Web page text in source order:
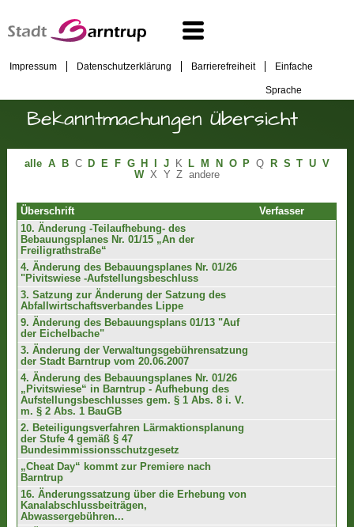
Impressum Datenschutzerklärung Barrierefreiheit Einfache
Sprache
Bekanntmachungen Übersicht
alle A B C D E F G H J K L M N O P Q R S T U V
W X Y Z andere
Überschrift
Verfasser
10. Änderung -Teilaufhebung- des
Bebauungsplanes Nr. 01/15 „An der
Freiligrathstraße“
4. Änderung des Bebauungsplanes Nr. 01/26
"Pivitswiese -Aufstellungsbeschluss
3. Satzung zur Änderung der Satzung des
Abfallwirtschaftsverbandes Lippe
9. Änderung des Bebauungsplans 01/13 "Auf
der Eichelbache"
3. Änderung der Verwaltungsgebührensatzung
der Stadt Barntrup vom 20.06.2007
4. Änderung des Bebauungsplanes Nr. 01/26
„Pivitswiese“ in Barntrup - Aufhebung des
Aufstellungsbeschlusses gem. § 1 Abs. 8 i. V.
m. § 2 Abs. 1 BauGB
2. Beteiligungsverfahren Lärmaktionsplanung
der Stufe 4 gemäß § 47
Bundesimmissionsschutzgesetz
„Cheat Day“ kommt zur Premiere nach
Barntrup
16. Änderungssatzung über die Erhebung von
Kanalabschlussbeiträgen,
Abwassergebühren...